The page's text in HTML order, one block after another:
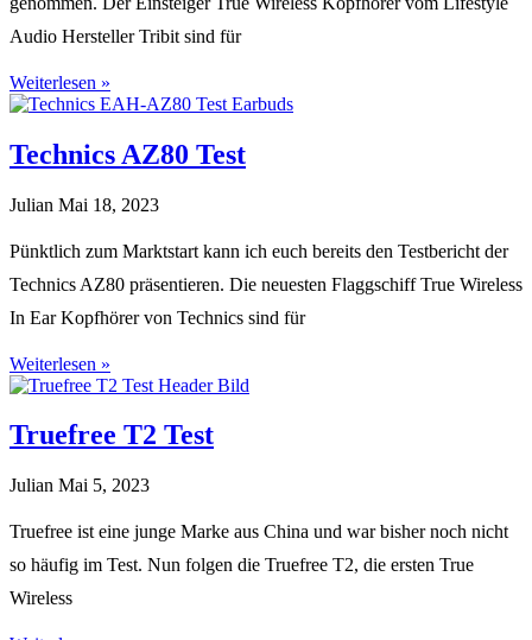
Audio Hersteller Tribit sind für
Weiterlesen »
Technics AZ80 Test
Julian Mai 18, 2023
Pünktlich zum Marktstart kann ich euch bereits den Testbericht der
Technics AZ80 präsentieren. Die neuesten Flaggschiff True Wireless
In Ear Kopfhörer von Technics sind für
Weiterlesen »
Truefree T2 Test
Julian Mai 5, 2023
Truefree ist eine junge Marke aus China und war bisher noch nicht
so häufig im Test. Nun folgen die Truefree T2, die ersten True
Wireless